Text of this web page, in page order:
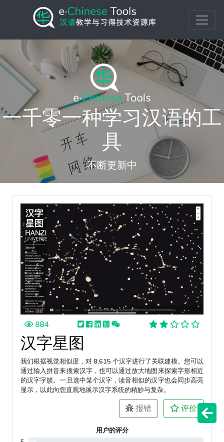
一千零一种学习汉语的工
具
不断更新中
884
汉字星图
我们根据视觉相似度，对 8,615 个汉字进行了关联建模。您可以
通过输入拼音来搜索汉字，也可以通过放大地图来探索字形相近
的汉字字簇。一旦选中某个汉字，读音相似的汉字也会同步高亮
显示，以此向您直观地展示汉字系统的精妙与复杂。
报错 评价
用户的评分